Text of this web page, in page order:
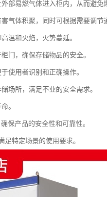
部易燃气体进入柜内，从而避免
气体积聚，同时可根据需要调节
温和火焰，火势蔓延。
门，确保存储物品的安全。
使用者识别和正确操作。
场所，满足不业的安全需求。
。
保产品的安全性和可靠性。
特定场景的使用要求。